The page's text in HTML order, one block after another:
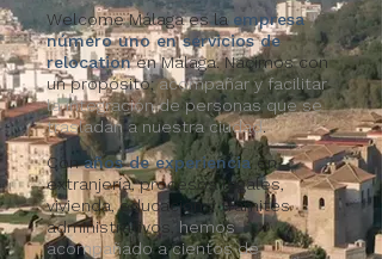
Welcome Málaga es la empresa
número uno en servicios de
relocationen Málaga. Nacimos con
un propósito;acompañar y facilitar
la integración de personas que se
trasladan a nuestra ciudad.
Conaños de experienciaen
extranjería, procesos legales,
vivienda, educación y trámites
administrativos, hemos
acompañado a cientos de